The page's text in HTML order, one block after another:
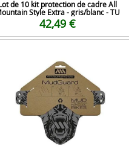
de 10 kit protection de cadre All
Style Extra - gris/blanc - TU
42,49 €